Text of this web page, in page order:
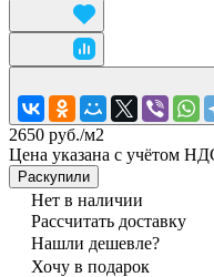
2650 руб./м2
Цена указана с учётом
Раскупили
Нет в наличии
Рассчитать доставку
Нашли дешевле?
Хочу в подарок